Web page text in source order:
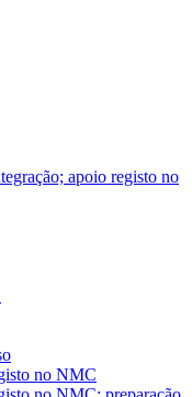
apoio registo no
no NMC